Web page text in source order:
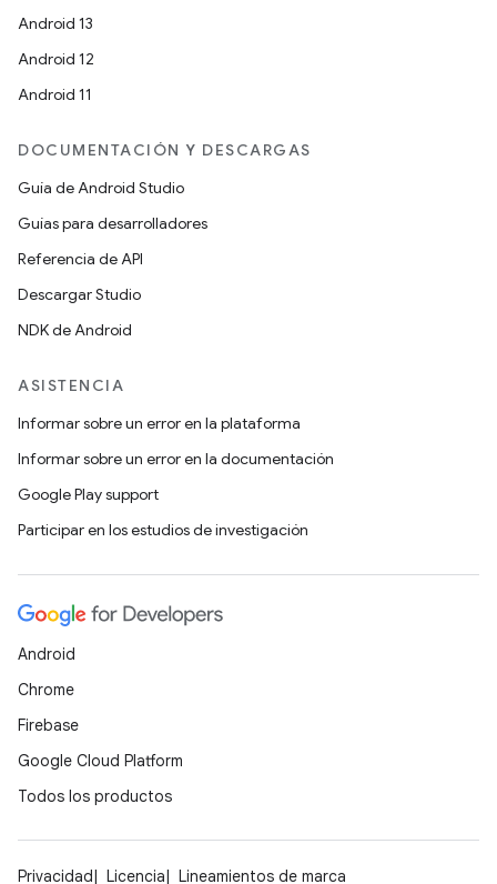
Android 13
Android 12
Android 11
DOCUMENTACIÓN Y DESCARGAS
Guía de Android Studio
Guías para desarrolladores
Referencia de API
Descargar Studio
NDK de Android
ASISTENCIA
Informar sobre un error en la plataforma
Informar sobre un error en la documentación
Google Play support
Participar en los estudios de investigación
Android
Chrome
Firebase
Google Cloud Platform
Todos los productos
Privacidad Licencia Lineamientos de marca